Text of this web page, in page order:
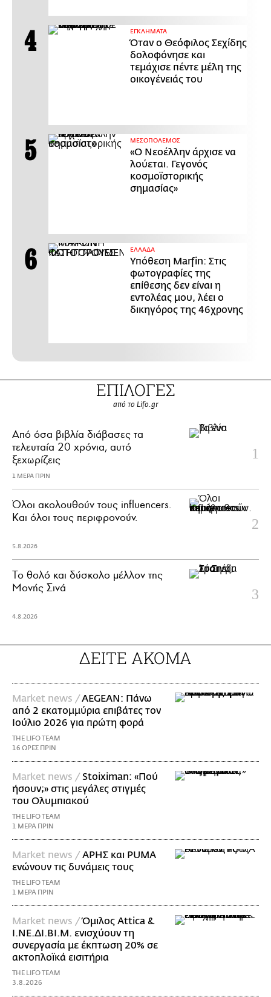
ΕΓΚΛΗΜΑΤΑ
Όταν ο Θεόφιλος Σεχίδης
δολοφόνησε και
τεμάχισε πέντε μέλη της
οικογένειάς του
ΜΕΣΟΠΟΛΕΜΟΣ
«Ο Νεοέλλην άρχισε να
λούεται. Γεγονός
κοσμοϊστορικής
σημασίας»
ΕΛΛΑΔΑ
Υπόθεση Marfin: Στις
φωτογραφίες της
επίθεσης δεν είναι η
εντολέας μου, λέει ο
δικηγόρος της 46χρονης
ΕΠΙΛΟΓΕΣ
από το Lifo.gr
Από όσα βιβλία διάβασες τα
τελευταία 20 χρόνια, αυτό
ξεχωρίζεις
1 ΜΕΡΑ ΠΡΙΝ
Όλοι ακολουθούν τους influencers.
Και όλοι τους περιφρονούν.
5.8.2026
Το θολό και δύσκολο μέλλον της
Μονής Σινά
4.8.2026
ΔΕΙΤΕ ΑΚΟΜΑ
Market news /AEGEAN: Πάνω
από 2 εκατομμύρια επιβάτες τον
Ιούλιο 2026 για πρώτη φορά
THE LIFO TEAM
16 ΩΡΕΣ ΠΡΙΝ
Market news / Stoiximan: «Πού
ήσουν;» στις μεγάλες στιγμές
του Ολυμπιακού
THE LIFO TEAM
1 ΜΕΡΑ ΠΡΙΝ
Market news /ΑΡΗΣ και PUMA
ενώνουν τις δυνάμεις τους
THE LIFO TEAM
1 ΜΕΡΑ ΠΡΙΝ
Market news /Όμιλος Attica &
Ι.ΝΕ.ΔΙ.ΒΙ.Μ. ενισχύουν τη
συνεργασία με έκπτωση 20% σε
ακτοπλοϊκά εισιτήρια
THE LIFO TEAM
3.8.2026